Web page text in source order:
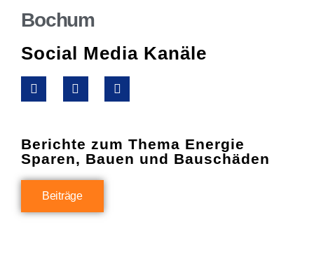
Bochum
Social Media Kanäle
Berichte zum Thema Energie
Sparen, Bauen und Bauschäden
Beiträge